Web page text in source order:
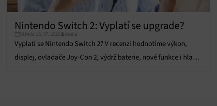
Nintendo Switch 2: Vyplatí se upgrade?
Středa 15. 07. 2026 Adéla
Vyplatí se Nintendo Switch 2? V recenzi hodnotíme výkon,
displej, ovladače Joy-Con 2, výdrž baterie, nové funkce i hlavní